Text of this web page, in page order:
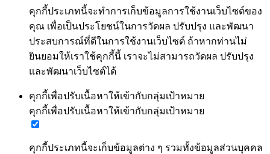
คุกกี้ประเภทนี้จะทำการเก็บข้อมูลการใช้งานเว็บไซต์ของ
คุณ เพื่อเป็นประโยชน์ในการวัดผล ปรับปรุง และพัฒนา
ประสบการณ์ที่ดีในการใช้งานเว็บไซต์ ถ้าหากท่านไม่
ยินยอมให้เราใช้คุกกี้นี้ เราจะไม่สามารถวัดผล ปรับปรุง
และพัฒนาเว็บไซต์ได้
คุกกี้เพื่อปรับเนื้อหาให้เข้ากับกลุ่มเป้าหมาย
คุกกี้เพื่อปรับเนื้อหาให้เข้ากับกลุ่มเป้าหมาย
คุกกี้ประเภทนี้จะเก็บข้อมูลต่าง ๆ รวมทั้งข้อมูลส่วนบุคคล